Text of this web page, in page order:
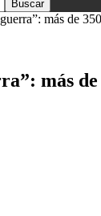
más de
más